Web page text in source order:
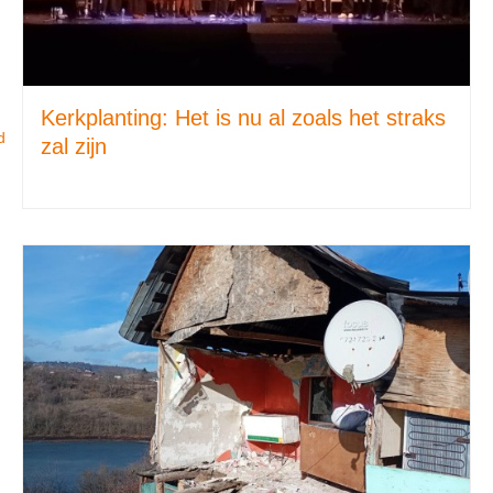
Kerkplanting: Het is nu al zoals het straks
zal zijn